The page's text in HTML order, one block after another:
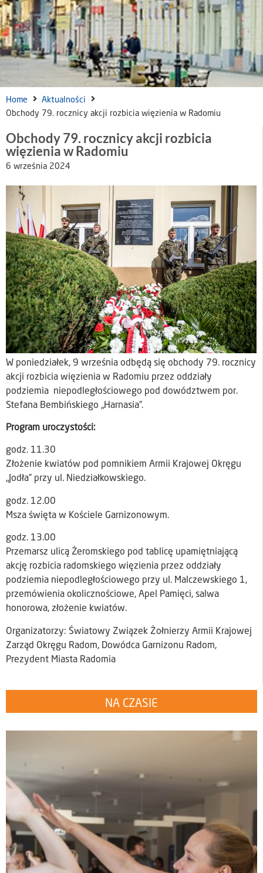
Home
Aktualności
Obchody 79. rocznicy akcji rozbicia więzienia w Radomiu
Obchody 79. rocznicy akcji rozbicia
więzienia w Radomiu
6 września 2024
W poniedziałek, 9 września odbędą się obchody 79. rocznicy
akcji rozbicia więzienia w Radomiu przez oddziały
podziemia niepodległościowego pod dowództwem por.
Stefana Bembińskiego „Harnasia”.
Program uroczystości:
godz. 11.30
Złożenie kwiatów pod pomnikiem Armii Krajowej Okręgu
„Jodła” przy ul. Niedziałkowskiego.
godz. 12.00
Msza święta w Kościele Garnizonowym.
godz. 13.00
Przemarsz ulicą Żeromskiego pod tablicę upamiętniającą
akcję rozbicia radomskiego więzienia przez oddziały
podziemia niepodległościowego przy ul. Malczewskiego 1,
przemówienia okolicznościowe, Apel Pamięci, salwa
honorowa, złożenie kwiatów.
Organizatorzy: Światowy Związek Żołnierzy Armii Krajowej
Zarząd Okręgu Radom, Dowódca Garnizonu Radom,
Prezydent Miasta Radomia
NA CZASIE